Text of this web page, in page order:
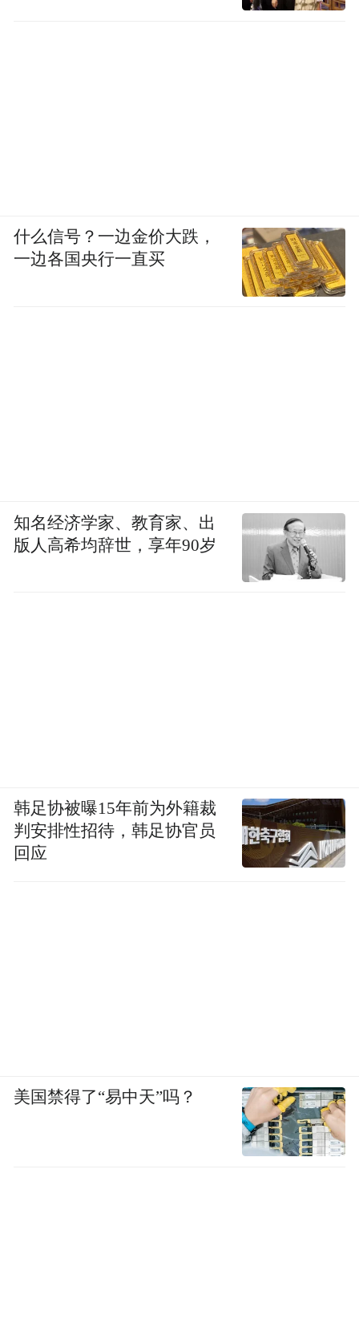
什么信号？一边金价大跌，
一边各国央行一直买
知名经济学家、教育家、出
版人高希均辞世，享年90岁
韩足协被曝15年前为外籍裁
判安排性招待，韩足协官员
回应
美国禁得了“易中天”吗？